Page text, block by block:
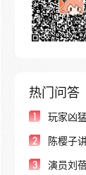
热门问答
1 玩家凶
2 陈樱子
3 演员刘